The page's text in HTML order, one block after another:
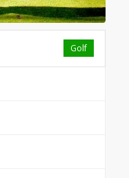
Golf